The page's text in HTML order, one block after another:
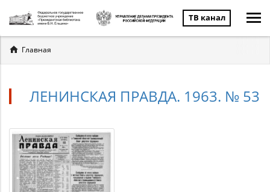
ТВ канал
Вы
здесь
Главная
ЛЕНИНСКАЯ ПРАВДА. 1963. № 53